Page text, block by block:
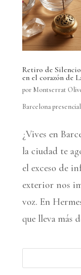
Retiro de
en el corazón de
por Montserrat
Barcelona presencial
¿Vives en
la ciudad te
el exceso de
exterior nos
voz. En
que lleva más